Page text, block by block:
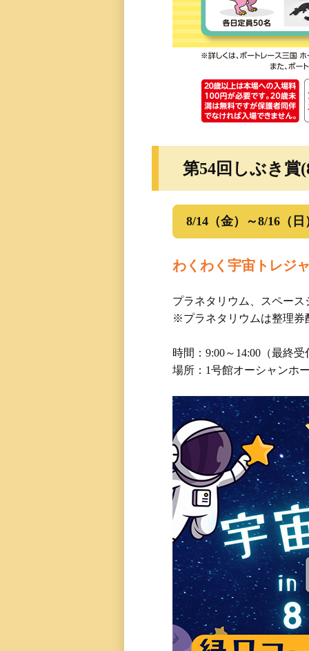
第54回しぶき賞
8/14（金）～8/16（日
わくわく宇宙トレジ
プラネタリウム、スペー
※プラネタリウムは整理券
時間：9:00～14:00（最終受
場所：1号館オーシャンホ